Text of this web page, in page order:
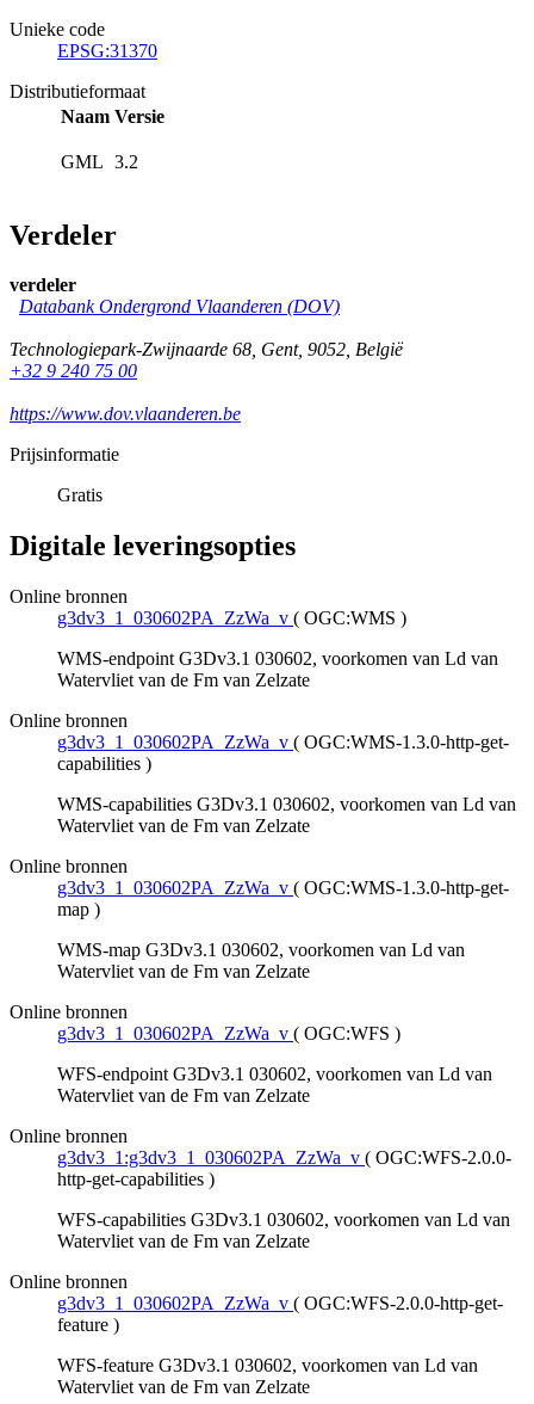
Unieke code
EPSG:31370
Distributieformaat
Naam Versie
GML 3.2
Verdeler
verdeler
Databank Ondergrond Vlaanderen (DOV)
Technologiepark-Zwijnaarde 68, Gent, 9052, België
+32 9 240 75 00
https://www.dov.vlaanderen.be
Prijsinformatie
Gratis
Digitale leveringsopties
Online bronnen
g3dv3_1_030602PA_ZzWa_v ( OGC:WMS )
WMS-endpoint G3Dv3.1 030602, voorkomen van Ld van
Watervliet van de Fm van Zelzate
Online bronnen
g3dv3_1_030602PA_ZzWa_v ( OGC:WMS-1.3.0-http-get-
capabilities )
WMS-capabilities G3Dv3.1 030602, voorkomen van Ld van
Watervliet van de Fm van Zelzate
Online bronnen
g3dv3_1_030602PA_ZzWa_v ( OGC:WMS-1.3.0-http-get-
map )
WMS-map G3Dv3.1 030602, voorkomen van Ld van
Watervliet van de Fm van Zelzate
Online bronnen
g3dv3_1_030602PA_ZzWa_v ( OGC:WFS )
WFS-endpoint G3Dv3.1 030602, voorkomen van Ld van
Watervliet van de Fm van Zelzate
Online bronnen
g3dv3_1:g3dv3_1_030602PA_ZzWa_v ( OGC:WFS-2.0.0-
http-get-capabilities )
WFS-capabilities G3Dv3.1 030602, voorkomen van Ld van
Watervliet van de Fm van Zelzate
Online bronnen
g3dv3_1_030602PA_ZzWa_v ( OGC:WFS-2.0.0-http-get-
feature )
WFS-feature G3Dv3.1 030602, voorkomen van Ld van
Watervliet van de Fm van Zelzate